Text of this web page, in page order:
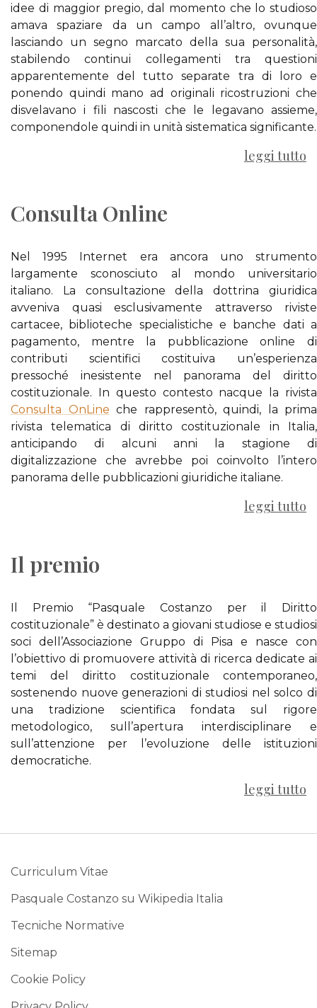
idee di maggior pregio, dal momento che lo studioso
amava spaziare da un campo all’altro, ovunque
lasciando un segno marcato della sua personalità,
stabilendo continui collegamenti tra questioni
apparentemente del tutto separate tra di loro e
ponendo quindi mano ad originali ricostruzioni che
disvelavano i fili nascosti che le legavano assieme,
componendole quindi in unità sistematica significante.
leggi tutto
Consulta Online
Nel 1995 Internet era ancora uno strumento
largamente sconosciuto al mondo universitario
italiano. La consultazione della dottrina giuridica
avveniva quasi esclusivamente attraverso riviste
cartacee, biblioteche specialistiche e banche dati a
pagamento, mentre la pubblicazione online di
contributi scientifici costituiva un’esperienza
pressoché inesistente nel panorama del diritto
costituzionale. In questo contesto nacque la rivista
Consulta OnLine che rappresentò, quindi, la prima
rivista telematica di diritto costituzionale in Italia,
anticipando di alcuni anni la stagione di
digitalizzazione che avrebbe poi coinvolto l’intero
panorama delle pubblicazioni giuridiche italiane.
leggi tutto
Il premio
Il Premio “Pasquale Costanzo per il Diritto
costituzionale” è destinato a giovani studiose e studiosi
soci dell’Associazione Gruppo di Pisa e nasce con
l’obiettivo di promuovere attività di ricerca dedicate ai
temi del diritto costituzionale contemporaneo,
sostenendo nuove generazioni di studiosi nel solco di
una tradizione scientifica fondata sul rigore
metodologico, sull’apertura interdisciplinare e
sull’attenzione per l’evoluzione delle istituzioni
democratiche.
leggi tutto
Curriculum Vitae
Pasquale Costanzo su Wikipedia Italia
Tecniche Normative
Sitemap
Cookie Policy